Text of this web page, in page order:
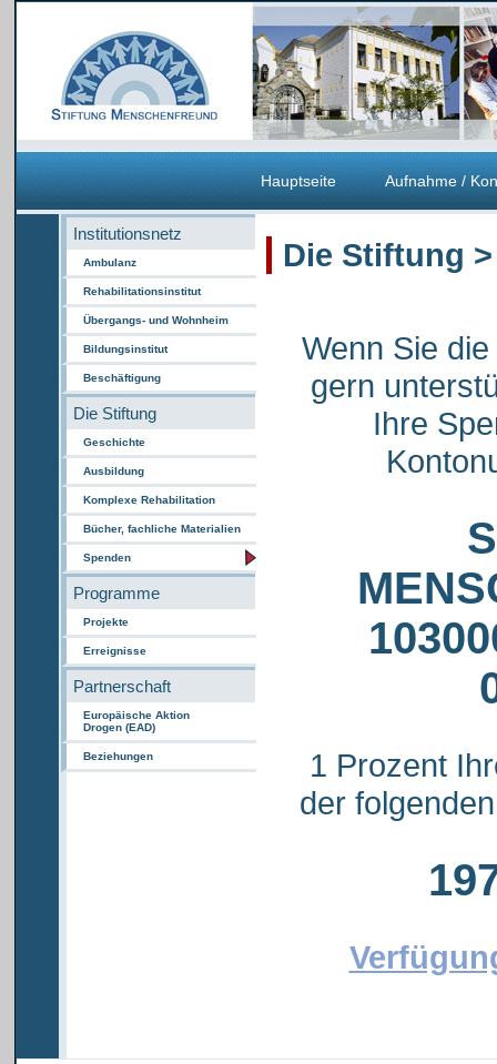
Hauptseite Aufnahme /
Institutionsnetz
Ambulanz
Rehabilitationsinstitut
Übergangs- und Wohnheim
Bildungsinstitut
Beschäftigung
Die Stiftung
Geschichte
Ausbildung
Komplexe Rehabilitation
Bücher, fachliche Materialien
Spenden
Programme
Projekte
Erreignisse
Partnerschaft
Europäische Aktion
Drogen (EAD)
Beziehungen
Die Stiftung
Wenn Sie
gern
Ihre
1 Prozent
der